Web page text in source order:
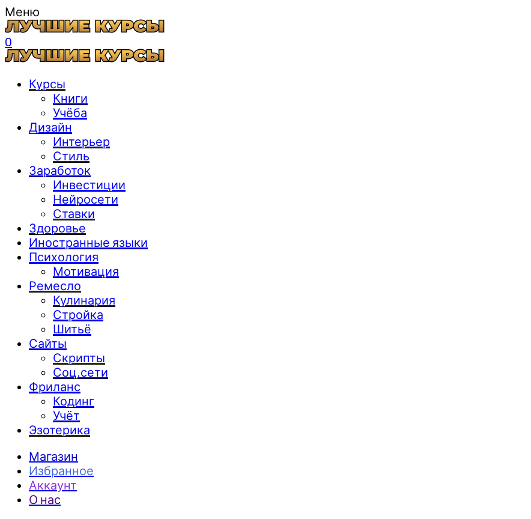
Меню
0
Курсы
Книги
Учёба
Дизайн
Интерьер
Стиль
Заработок
Инвестиции
Нейросети
Ставки
Здоровье
Иностранные языки
Психология
Мотивация
Ремесло
Кулинария
Стройка
Шитьё
Сайты
Скрипты
Соц.сети
Фриланс
Кодинг
Учёт
Эзотерика
Магазин
Избранное
Аккаунт
О нас